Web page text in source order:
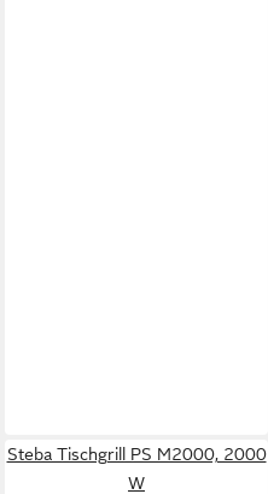
Steba Tischgrill PS M2000, 2000
W